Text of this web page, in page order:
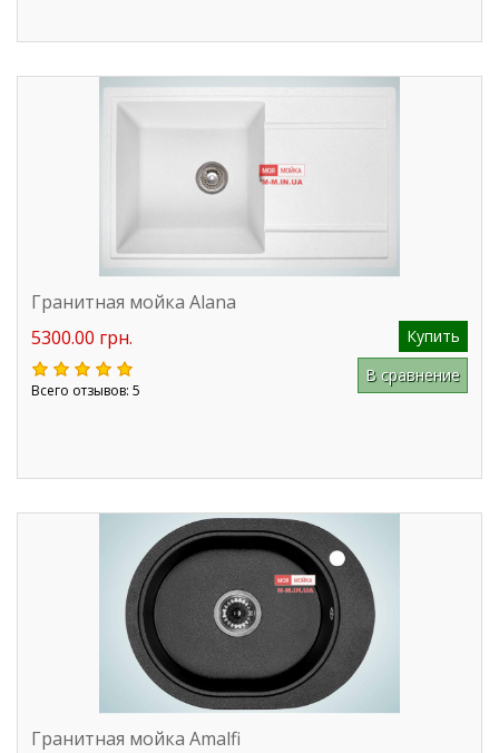
Гранитная мойка Alana
5300.00 грн.
Купить
Всего отзывов: 5
В сравнение
Гранитная мойка Amalfi